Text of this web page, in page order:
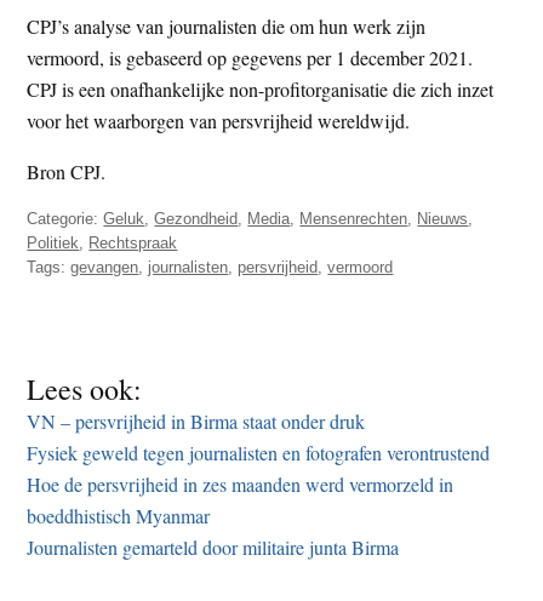
CPJ’s analyse van journalisten die om hun werk zijn
vermoord, is gebaseerd op gegevens per 1 december 2021.
CPJ is een onafhankelijke non-profitorganisatie die zich inzet
voor het waarborgen van persvrijheid wereldwijd.
Bron CPJ.
Categorie:Geluk ,Gezondheid Media Mensenrechten Nieuws
Politiek
Rechtspraak
Tags:gevangen journalisten persvrijheid ,vermoord
Lees ook:
VN – persvrijheid in Birma staat onder druk
Fysiek geweld tegen journalisten en fotografen verontrustend
Hoe de persvrijheid in zes maanden werd vermorzeld in
boeddhistisch Myanmar
Journalisten gemarteld door militaire junta Birma